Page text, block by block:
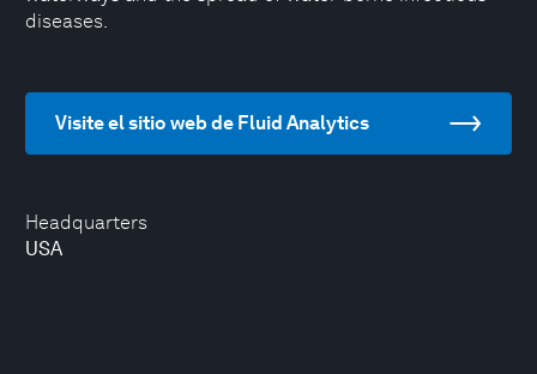
Headquarters
USA
diseases.
Visite el sitio web de Fluid Analytics